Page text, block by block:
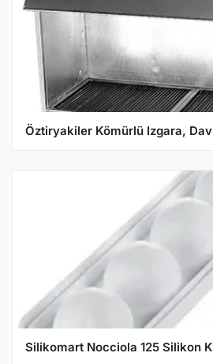
Öztiryakiler Kömürlü Izgara,
Silikomart Nocciola 125 Silikon